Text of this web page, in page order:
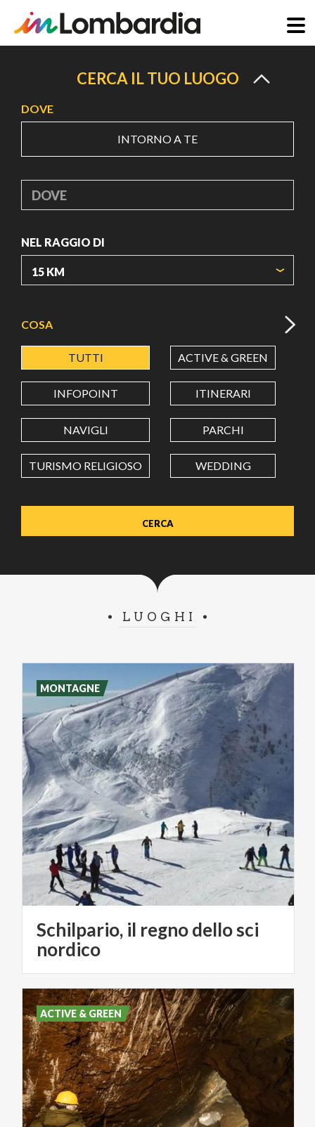
principale
CERCA IL TUO LUOGO
DOVE
INTORNO A TE
DOVE
NEL RAGGIO DI
LATITUDINE
LONGITUDINE
Value in decimal degrees. Use dot (.) as decimal separator.
COSA
TUTTI ACTIVE & GREEN
INFOPOINT ITINERARI
NAVIGLI PARCHI
TURISMO RELIGIOSO WEDDING
LUOGHI
Schilpario, il regno dello sci
nordico
MONTAGNE
ACTIVE & GREEN